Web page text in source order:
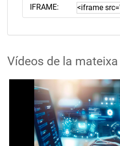
IFRAME:
Vídeos de la